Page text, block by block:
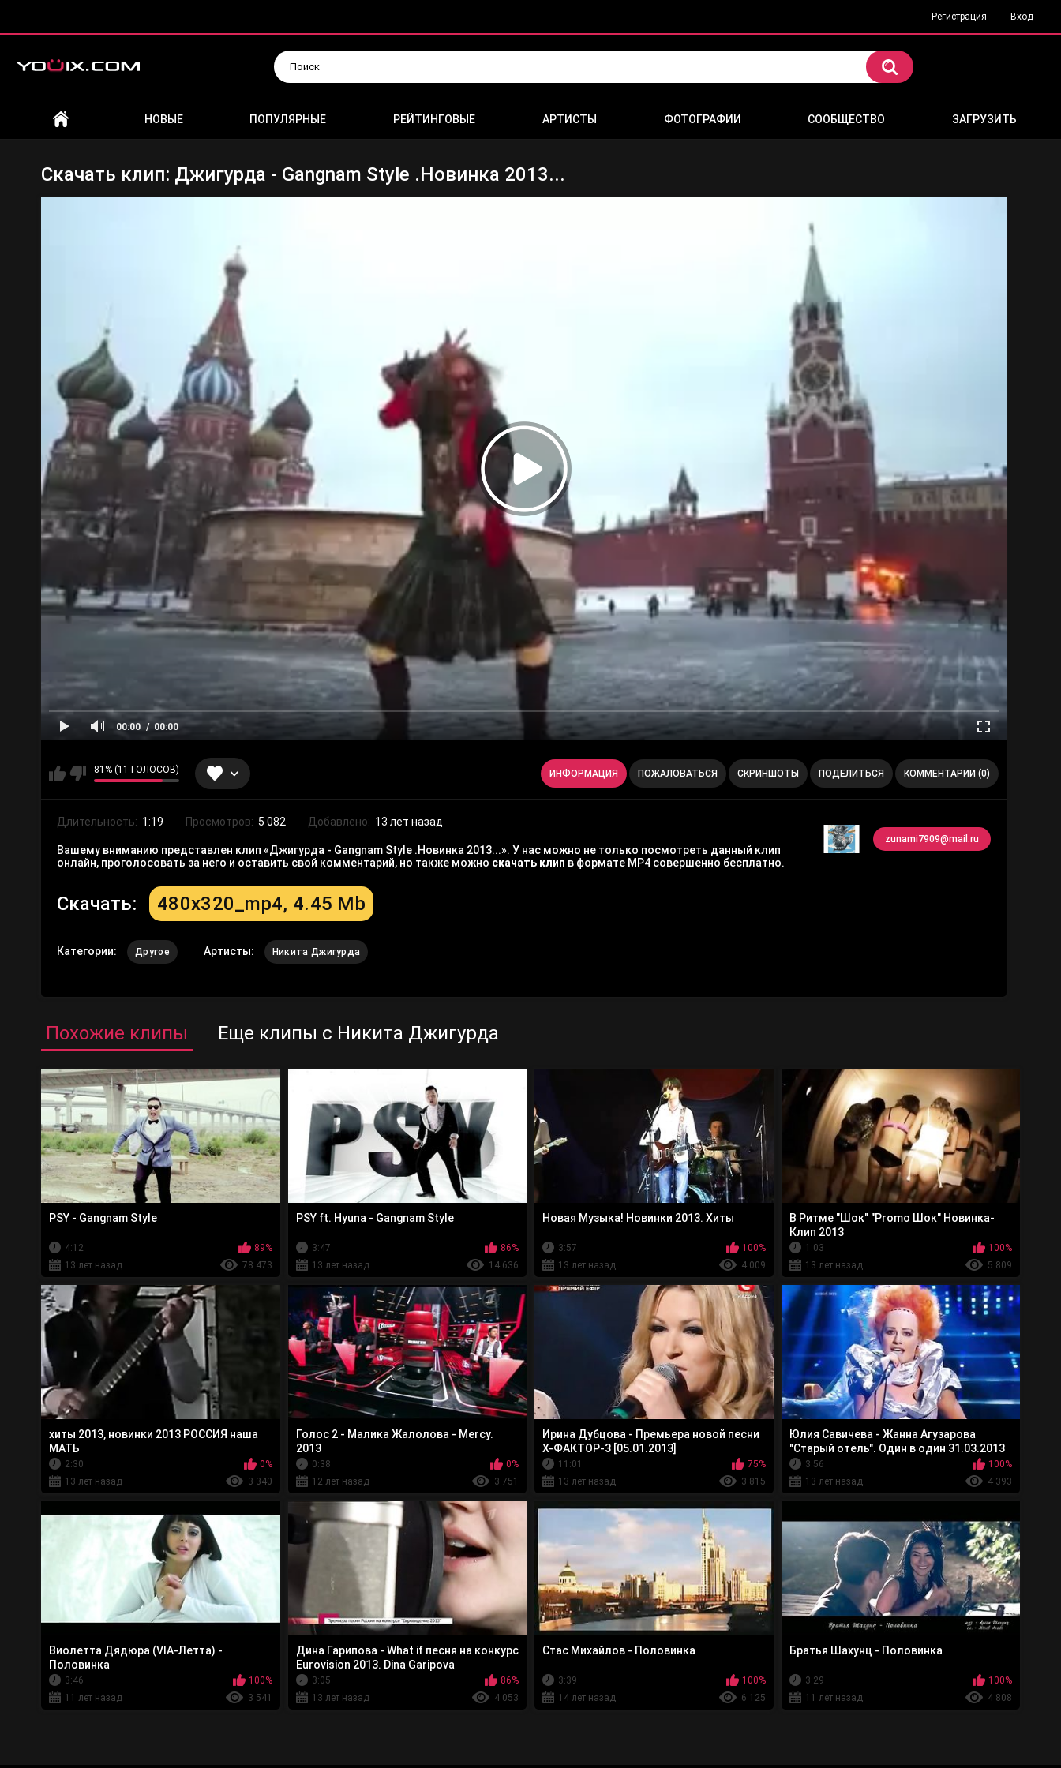
Регистрация Вход
НОВЫЕ ПОПУЛЯРНЫЕ РЕЙТИНГОВЫЕ АРТИСТЫ ФОТОГРАФИИ СООБЩЕСТВО ЗАГРУЗИТЬ
Скачать клип: Джигурда - Gangnam Style .Новинка 2013...
00:00 00:00
81% (11 ГОЛОСОВ) ИНФОРМАЦИЯ ПОЖАЛОВАТЬСЯ СКРИНШОТЫ ПОДЕЛИТЬСЯ КОММЕНТАРИИ (0)
zunami7909@mail.ru
Длительность: 1:19 Просмотров: 5 082 Добавлено: 13 лет назад
Вашему вниманию представлен клип «Джигурда - Gangnam Style .Новинка 2013...». У нас можно не только посмотреть данный клип
онлайн, проголосовать за него и оставить свой комментарий, но также можно скачать клип в формате MP4 совершенно бесплатно.
Скачать: 480x320_mp4, 4.45 Mb
Категории: Другое Артисты: Никита Джигурда
Похожие клипы Еще клипы с Никита Джигурда
PSY - Gangnam Style
4:12
89%
13 лет назад
78 473
PSY ft. Hyuna - Gangnam Style
3:47
86%
13 лет назад
14 636
Новая Музыка! Новинки 2013. Хиты
3:57
100%
13 лет назад
4 009
В Ритме "Шок" "Promo Шок" Новинка-
Клип 2013
1:03
100%
13 лет назад
5 809
хиты 2013, новинки 2013 РОССИЯ наша
МАТЬ
2:30
0%
13 лет назад
3 340
Голос 2 - Малика Жалолова - Mercy.
2013
0:38
0%
12 лет назад
3 751
Ирина Дубцова - Премьера новой песни
X-ФАКТОР-3 [05.01.2013]
11:01
75%
13 лет назад
3 815
Юлия Савичева - Жанна Агузарова
"Старый отель". Один в один 31.03.2013
3:56
100%
13 лет назад
4 393
Виолетта Дядюра (VIA-Летта) -
Половинка
3:46
100%
11 лет назад
3 541
Дина Гарипова - What if песня на конкурс
Eurovision 2013. Dina Garipova
3:05
86%
13 лет назад
4 053
Стас Михайлов - Половинка
3:39
100%
14 лет назад
6 125
Братья Шахунц - Половинка
3:29
100%
11 лет назад
4 808